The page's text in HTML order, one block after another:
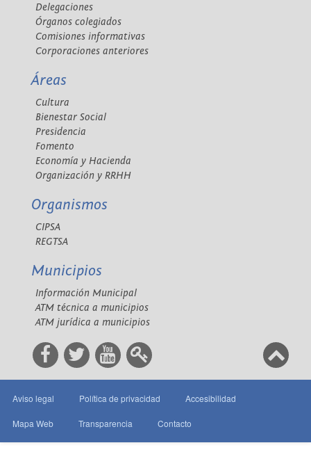
Delegaciones
Órganos colegiados
Comisiones informativas
Corporaciones anteriores
Áreas
Cultura
Bienestar Social
Presidencia
Fomento
Economía y Hacienda
Organización y RRHH
Organismos
CIPSA
REGTSA
Municipios
Información Municipal
ATM técnica a municipios
ATM jurídica a municipios
Aviso legal Política de privacidad Accesibilidad
Mapa Web Transparencia Contacto